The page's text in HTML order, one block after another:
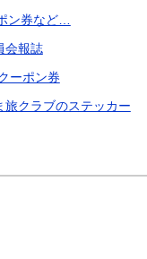
ン券など…
会報誌
ーポン券
旅クラブのステッカー